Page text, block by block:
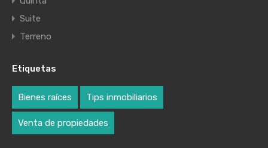
Suite
Terreno
Etiquetas
Bienes raíces Tips inmobiliarios
Venta de propiedades